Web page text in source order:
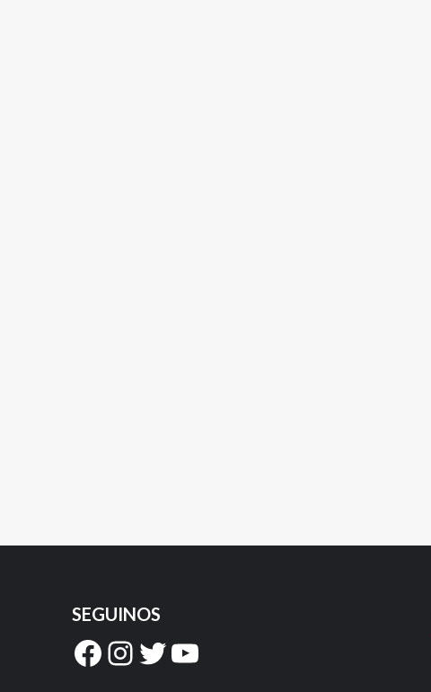
SEGUINOS
Facebook
Instagram
Twitter
YouTube